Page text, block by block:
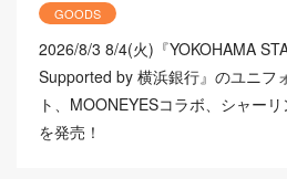
GOODS
2026/8/3 8/4(火)『YOKOHAMA
Supported by 横浜銀行』のユニフ
ト、MOONEYESコラボ、シャー
を発売！